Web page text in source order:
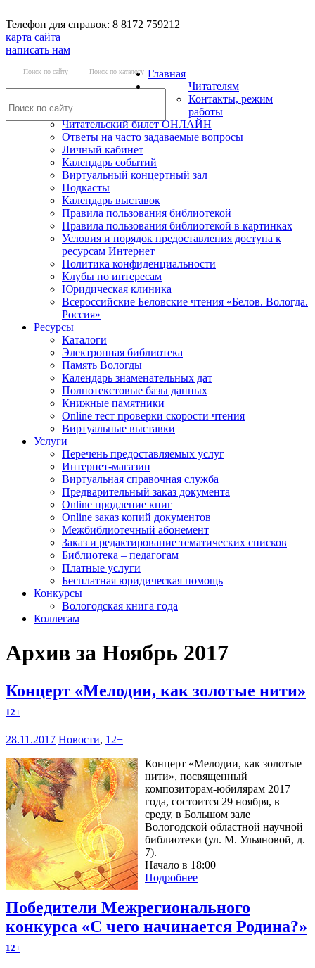
Телефон для справок: 8 8172 759212
карта сайта
написать нам
Поиск по сайту Поиск по каталогу Главная
Читателям
Контакты, режим
работы
Читательский билет ОНЛАЙН
Ответы на часто задаваемые вопросы
Личный кабинет
Календарь событий
Виртуальный концертный зал
Подкасты
Календарь выставок
Правила пользования библиотекой
Правила пользования библиотекой в картинках
Условия и порядок предоставления доступа к
ресурсам Интернет
Политика конфиденциальности
Клубы по интересам
Юридическая клиника
Всероссийские Беловские чтения «Белов. Вологда.
Россия»
Ресурсы
Каталоги
Электронная библиотека
Память Вологды
Календарь знаменательных дат
Полнотекстовые базы данных
Книжные памятники
Online тест проверки скорости чтения
Виртуальные выставки
Услуги
Перечень предоставляемых услуг
Интернет-магазин
Виртуальная справочная служба
Предварительный заказ документа
Online продление книг
Online заказ копий документов
Межбиблиотечный абонемент
Заказ и редактирование тематических списков
Библиотека – педагогам
Платные услуги
Бесплатная юридическая помощь
Конкурсы
Вологодская книга года
Коллегам
Архив за Ноябрь 2017
Концерт «Мелодии, как золотые нити»
12+
28.11.2017 Новости, 12+
Концерт «Мелодии, как золотые
нити», посвященный
композиторам-юбилярам 2017
года, состоится 29 ноября, в
среду, в Большом зале
Вологодской областной научной
библиотеки (ул. М. Ульяновой, д.
7).
Начало в 18:00
Подробнее
Победители Межрегионального
конкурса «С чего начинается Родина?»
12+